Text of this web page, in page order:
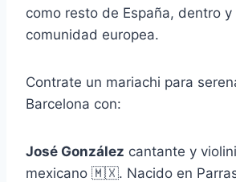
como resto de España, dentro
comunidad europea.
Contrate un mariachi para
Barcelona con:
José González cantante y
mexicano 🇲🇽. Nacido en